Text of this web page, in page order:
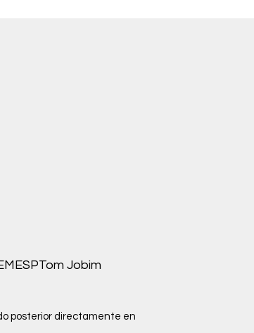
Jobim
posterior directamente en